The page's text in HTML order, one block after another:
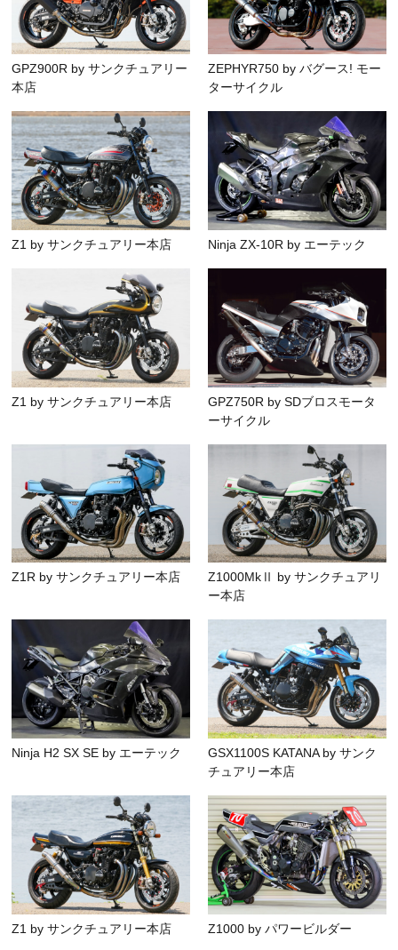
GPZ900R by サンクチュアリー
本店
ZEPHYR750 by バグース! モー
ターサイクル
Z1 by サンクチュアリー本店 Ninja ZX-10R by エーテック
Z1 by サンクチュアリー本店
GPZ750R by SDブロスモータ
ーサイクル
Z1R by サンクチュアリー本店
Z1000MkⅡ by サンクチュアリ
ー本店
Ninja H2 SX SE by エーテック
GSX1100S KATANA by サンク
チュアリー本店
Z1 by サンクチュアリー本店 Z1000 by パワービルダー